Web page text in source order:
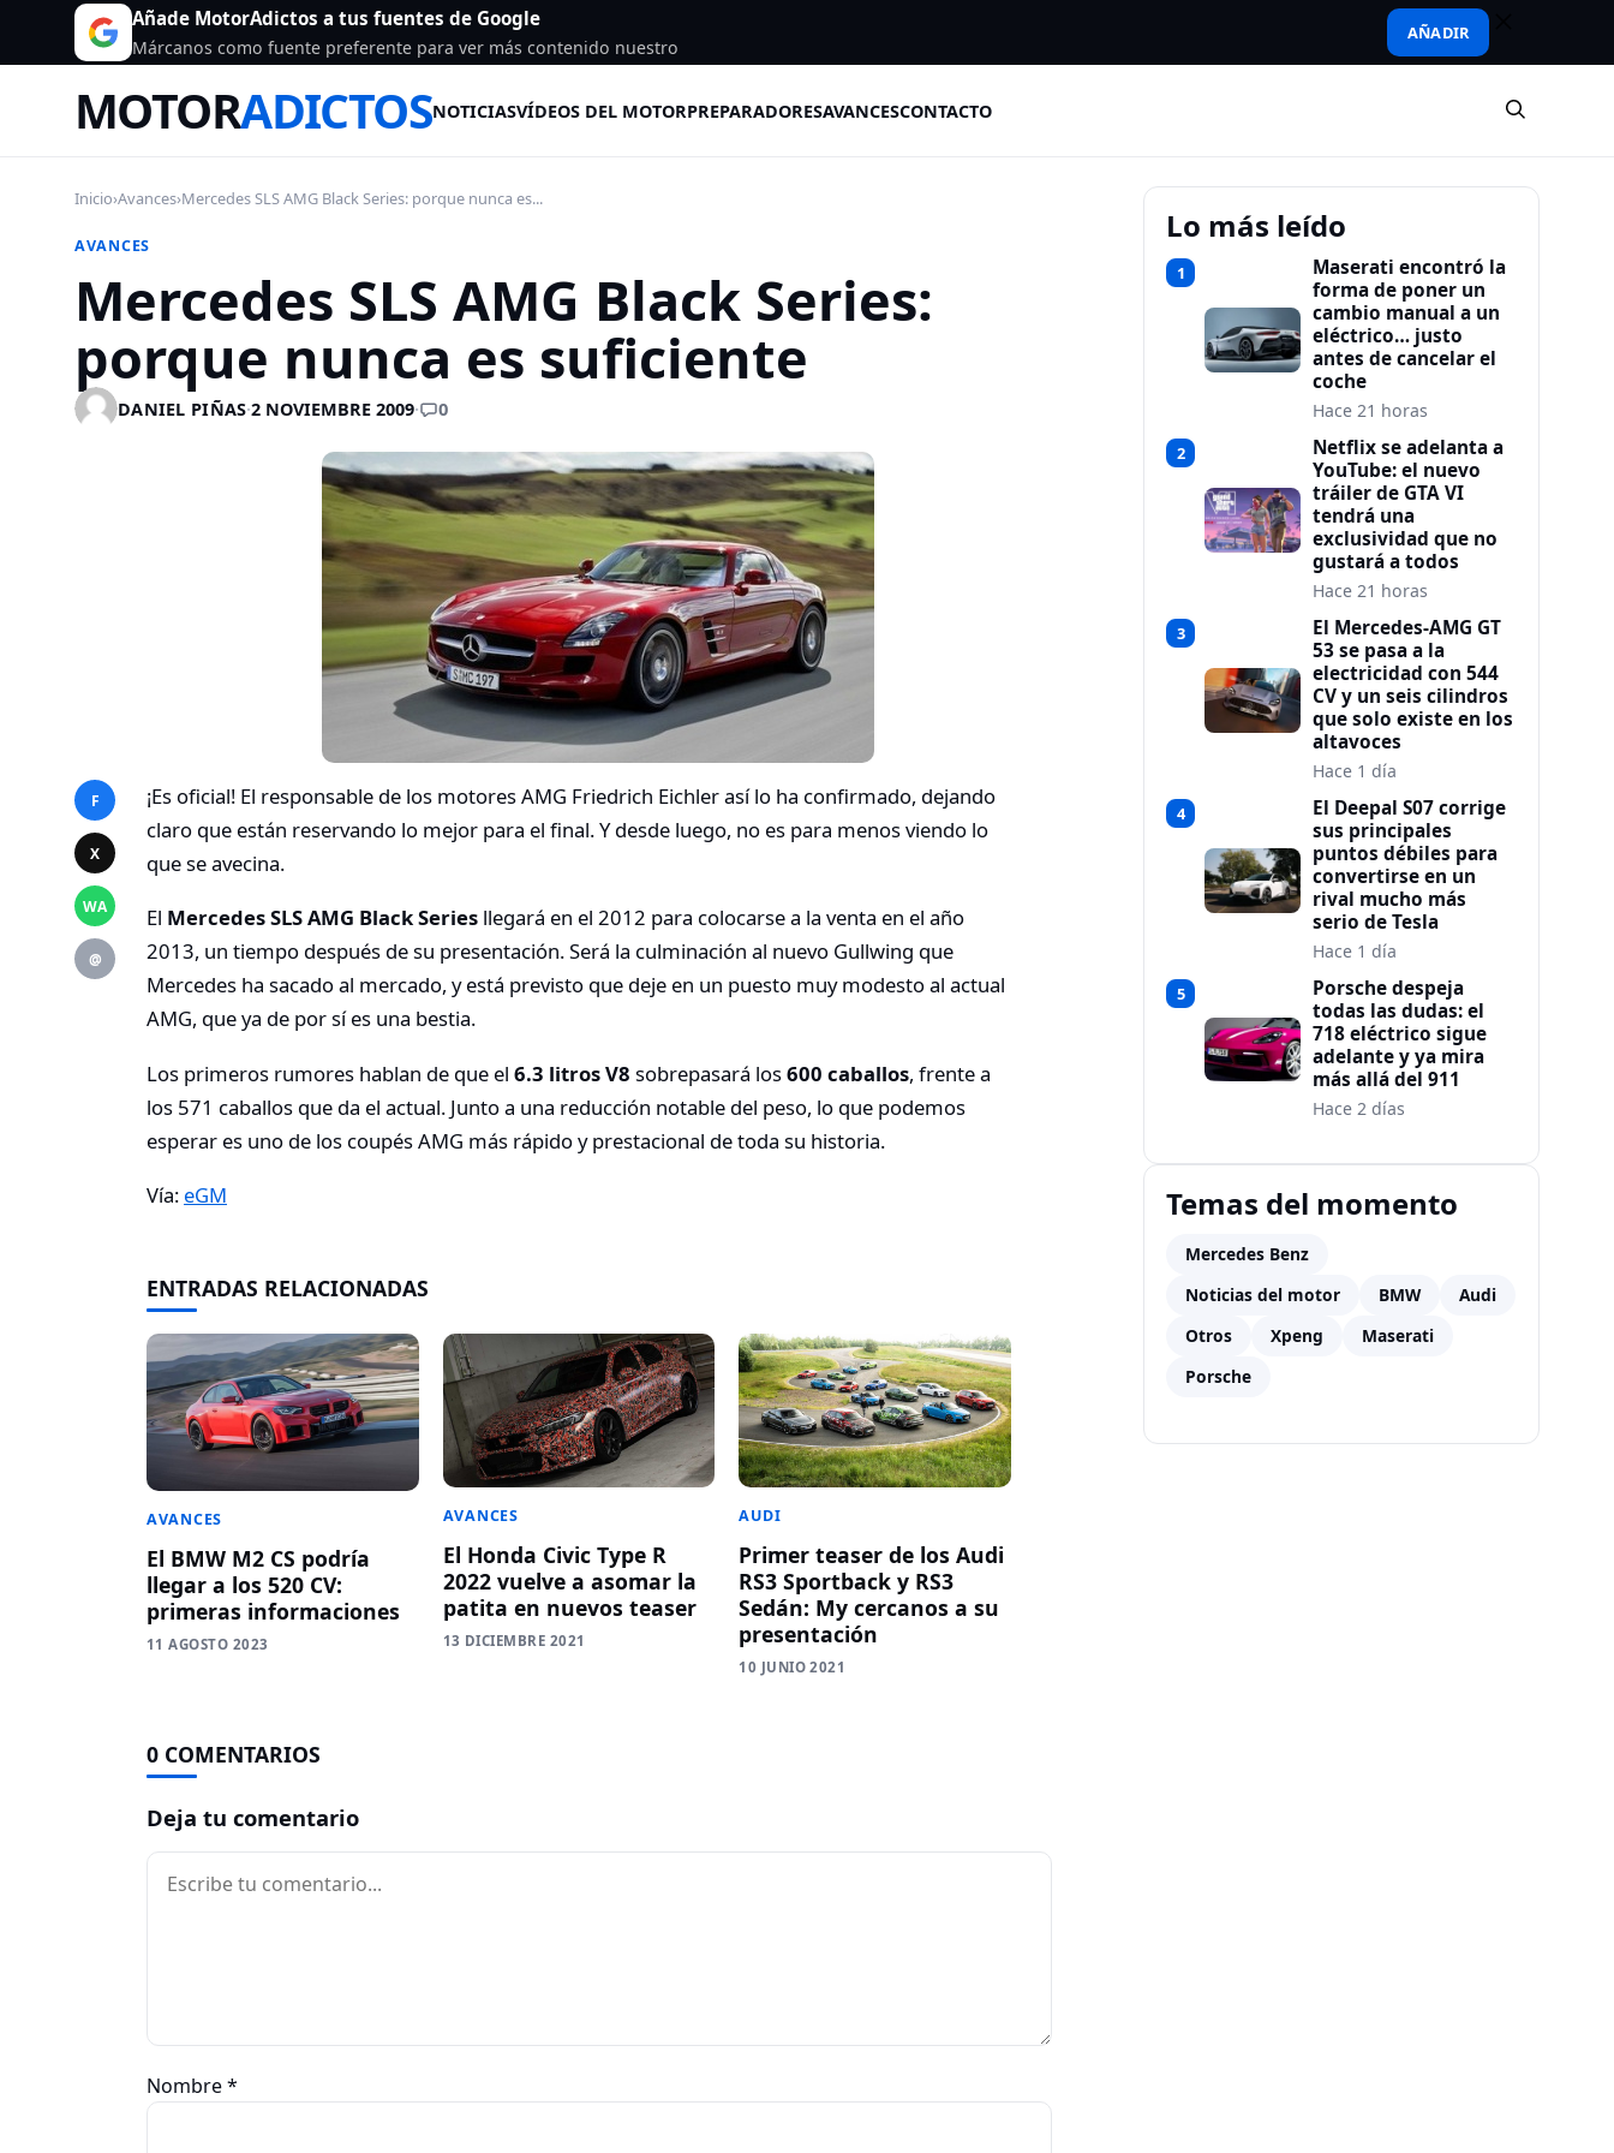
Añade MotorAdictos a tus fuentes de Google
Márcanos como fuente preferente para ver más contenido nuestro
AÑADIR
MOTORADICTOSNOTICIASVÍDEOS DEL MOTORPREPARADORESAVANCESCONTACTO
Inicio›Avances›Mercedes SLS AMG Black Series: porque nunca es...
AVANCES
Mercedes SLS AMG Black Series:
porque nunca es suficiente
DANIEL PIÑAS·2 NOVIEMBRE 2009· 0
F
X
WA
@
¡Es oficial! El responsable de los motores AMG Friedrich Eichler así lo ha confirmado, dejando
claro que están reservando lo mejor para el final. Y desde luego, no es para menos viendo lo
que se avecina.
El Mercedes SLS AMG Black Series llegará en el 2012 para colocarse a la venta en el año
2013, un tiempo después de su presentación. Será la culminación al nuevo Gullwing que
Mercedes ha sacado al mercado, y está previsto que deje en un puesto muy modesto al actual
AMG, que ya de por sí es una bestia.
Los primeros rumores hablan de que el 6.3 litros V8 sobrepasará los600 caballos, frente a
los 571 caballos que da el actual. Junto a una reducción notable del peso, lo que podemos
esperar es uno de los coupés AMG más rápido y prestacional de toda su historia.
Vía: eGM
ENTRADAS RELACIONADAS
AVANCES
El BMW M2 CS podría
llegar a los 520 CV:
primeras informaciones
11 AGOSTO 2023
AVANCES
El Honda Civic Type R
2022 vuelve a asomar la
patita en nuevos teaser
13 DICIEMBRE 2021
AUDI
Primer teaser de los Audi
RS3 Sportback y RS3
Sedán: My cercanos a su
presentación
10 JUNIO 2021
0 COMENTARIOS
Deja tu comentario
Comentario
Nombre*
Lo más leído
1
Maserati encontró la
forma de poner un
cambio manual a un
eléctrico… justo
antes de cancelar el
coche
Hace 21 horas
2
Netflix se adelanta a
YouTube: el nuevo
tráiler de GTA VI
tendrá una
exclusividad que no
gustará a todos
Hace 21 horas
3
El Mercedes-AMG GT
53 se pasa a la
electricidad con 544
CV y un seis cilindros
que solo existe en los
altavoces
Hace 1 día
4
El Deepal S07 corrige
sus principales
puntos débiles para
convertirse en un
rival mucho más
serio de Tesla
Hace 1 día
5
Porsche despeja
todas las dudas: el
718 eléctrico sigue
adelante y ya mira
más allá del 911
Hace 2 días
Temas del momento
Mercedes Benz
Noticias del motor
BMW
Audi
Otros
Xpeng
Maserati
Porsche